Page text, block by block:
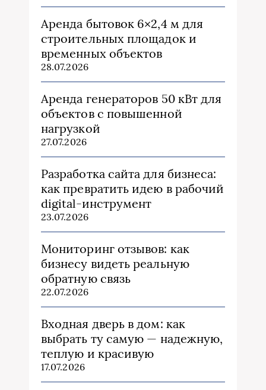
Аренда бытовок 6×2,4 м для
строительных площадок и
временных объектов
28.07.2026
Аренда генераторов 50 кВт для
объектов с повышенной
нагрузкой
27.07.2026
Разработка сайта для бизнеса:
как превратить идею в рабочий
digital-инструмент
23.07.2026
Мониторинг отзывов: как
бизнесу видеть реальную
обратную связь
22.07.2026
Входная дверь в дом: как
выбрать ту самую — надежную,
теплую и красивую
17.07.2026